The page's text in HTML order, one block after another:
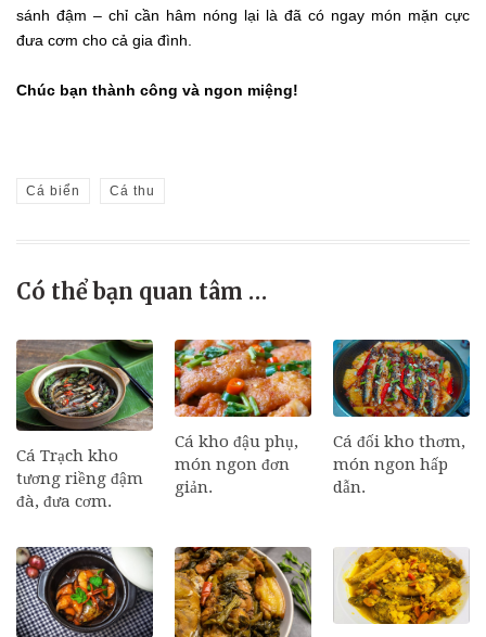
sánh đậm – chỉ cần hâm nóng lại là đã có ngay món mặn cực
đưa cơm cho cả gia đình.
Chúc bạn thành công và ngon miệng!
Cá biển Cá thu
Có thể bạn quan tâm …
Cá Trạch kho
tương riềng đậm
đà, đưa cơm.
Cá kho đậu phụ,
món ngon đơn
giản.
Cá đối kho thơm,
món ngon hấp
dẫn.